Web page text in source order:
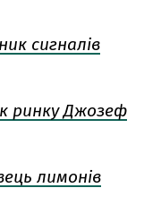
сигналів
ринку Джозеф
лимонів